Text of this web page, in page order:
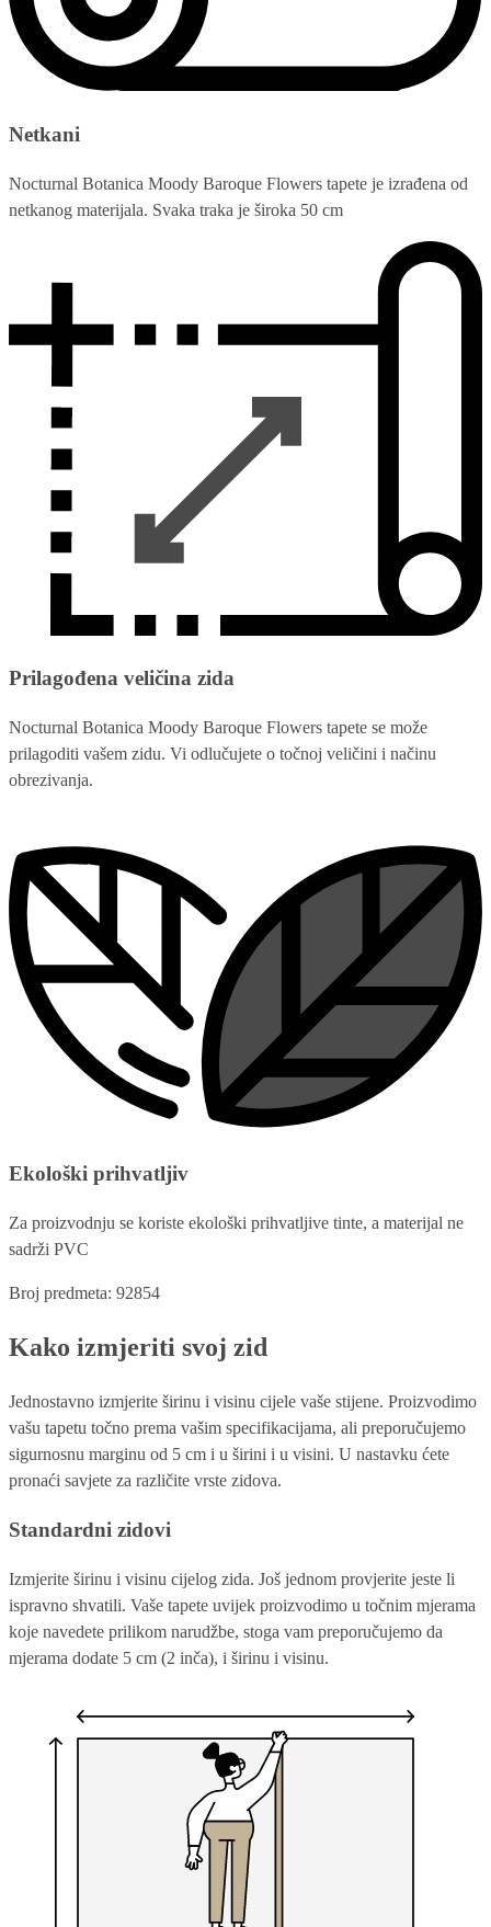
Netkani
Nocturnal Botanica Moody Baroque Flowers tapete je izrađena od
netkanog materijala. Svaka traka je široka 50 cm
Prilagođena veličina zida
Nocturnal Botanica Moody Baroque Flowers tapete se može
prilagoditi vašem zidu. Vi odlučujete o točnoj veličini i načinu
obrezivanja.
Ekološki prihvatljiv
Za proizvodnju se koriste ekološki prihvatljive tinte, a materijal ne
sadrži PVC
Broj predmeta: 92854
Kako izmjeriti svoj zid
Jednostavno izmjerite širinu i visinu cijele vaše stijene. Proizvodimo
vašu tapetu točno prema vašim specifikacijama, ali preporučujemo
sigurnosnu marginu od 5 cm i u širini i u visini. U nastavku ćete
pronaći savjete za različite vrste zidova.
Standardni zidovi
Izmjerite širinu i visinu cijelog zida. Još jednom provjerite jeste li
ispravno shvatili. Vaše tapete uvijek proizvodimo u točnim mjerama
koje navedete prilikom narudžbe, stoga vam preporučujemo da
mjerama dodate 5 cm (2 inča), i širinu i visinu.